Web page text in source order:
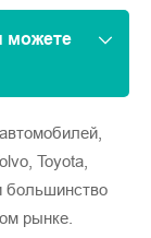
можете
Toyota,
большинство
рынке.